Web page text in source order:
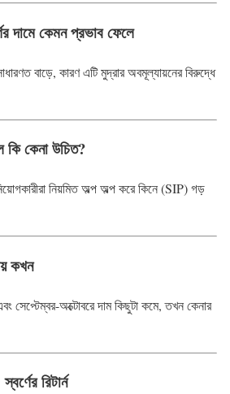
দামে কেমন প্রভাব ফেলে
বাড়ে, কারণ এটি মুদ্রার অবমূল্যায়নের বিরুদ্ধে
কেনা উচিত?
নিয়মিত অল্প অল্প করে কিনে (SIP) গড়
কখন
সেপ্টেম্বর-অক্টোবরে দাম কিছুটা কমে, তখন কেনার
রিটার্ন